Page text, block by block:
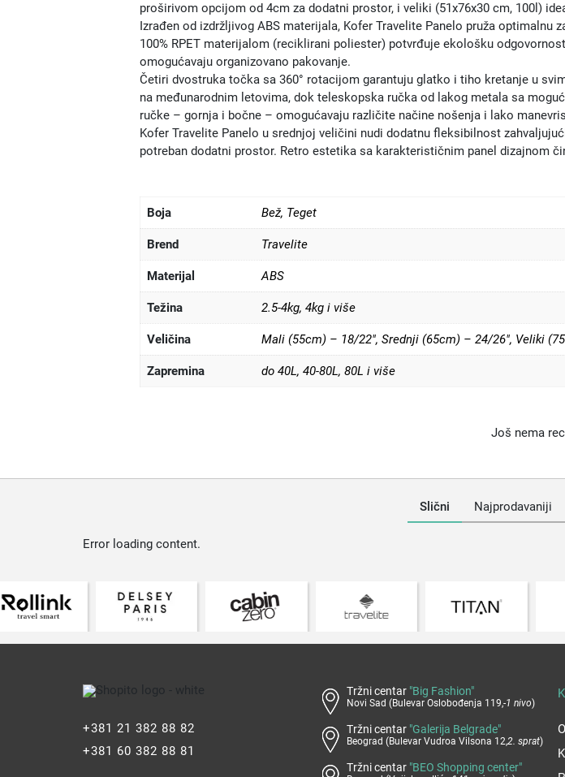
proširivom opcijom od 4cm za dodatni prostor, i veliki (51x76x30 cm, 100l)
Izrađen od izdržljivog ABS materijala, Kofer Travelite Panelo pruža
100% RPET materijalom (reciklirani poliester) potvrđuje ekološku
omogućavaju organizovano pakovanje.
Četiri dvostruka točka sa 360° rotacijom garantuju glatko i tiho kretanje u
na međunarodnim letovima, dok teleskopska ručka od lakog metala sa
ručke – gornja i bočne – omogućavaju različite načine nošenja i lako
Kofer Travelite Panelo u srednjoj veličini nudi dodatnu fleksibilnost
potreban dodatni prostor. Retro estetika sa karakterističnim panel dizajnom
Boja Bež, Teget
Brend Travelite
Materijal ABS
Težina 2.5-4kg, 4kg i više
Veličina Mali (55cm) – 18/22", Srednji (65cm) – 24/26", Veliki
Zapremina do 40L, 40-80L, 80L i više
Još nema
Slični Najprodavaniji
Error loading content.
+381 21 382 88 82
+381 60 382 88 81
Tržni centar "Big Fashion"
Novi Sad (Bulevar Oslobođenja 119,-1 nivo)
Tržni centar "Galerija Belgrade"
Beograd (Bulevar Vudroa Vilsona 12,2. sprat)
Tržni centar "BEO Shopping center"